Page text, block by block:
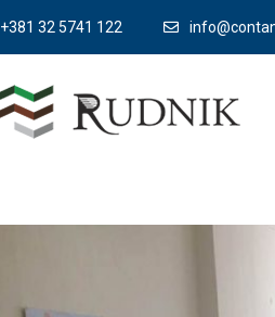
+381 32 5741 122